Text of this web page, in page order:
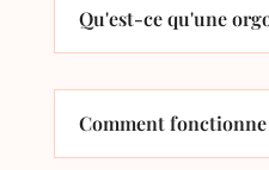
Qu'est-ce qu'une
Comment fonctionne